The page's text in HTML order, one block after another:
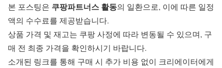
본 포스팅은 쿠팡파트너스 활동의 일환으로, 이에 따른 일정
액의 수수료를 제공받습니다.
상품 가격 및 재고는 쿠팡 사정에 따라 변동될 수 있으며, 구
매 전 최종 가격을 확인하시기 바랍니다.
소개된 링크를 통해 구매 시 추가 비용 없이 크리에이터에게